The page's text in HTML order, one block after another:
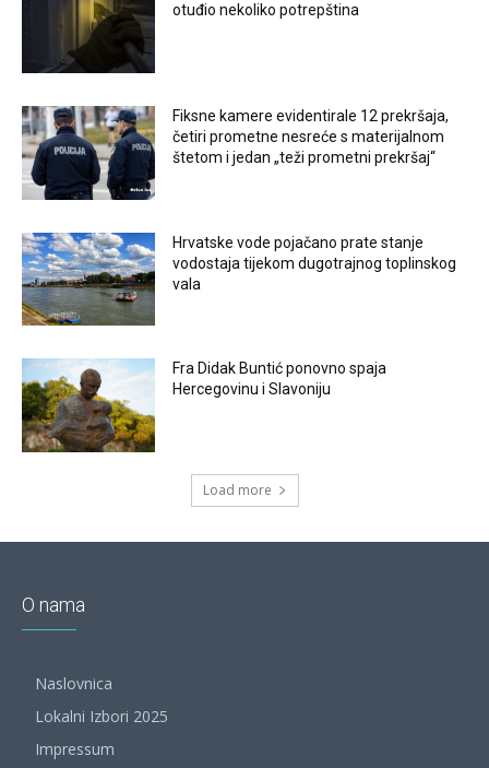
otuđio nekoliko potrepština
Fiksne kamere evidentirale 12 prekršaja,
četiri prometne nesreće s materijalnom
štetom i jedan „teži prometni prekršaj“
Hrvatske vode pojačano prate stanje
vodostaja tijekom dugotrajnog toplinskog
vala
Fra Didak Buntić ponovno spaja
Hercegovinu i Slavoniju
Load more
O nama
Naslovnica
Lokalni Izbori 2025
Impressum